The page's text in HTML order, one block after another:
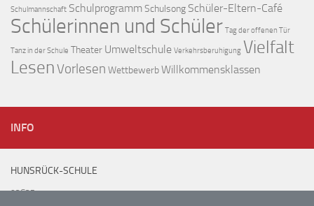
Schulmannschaft SchulprogrammSchulsong Schüler-Eltern-Café
Schülerinnen und Schüler Tag der offenen Tür
Tanz in der Schule Theater Umweltschule Verkehrsberuhigung Vielfalt
LesenVorlesen WettbewerbWillkommensklassen
INFO
HUNSRÜCK-SCHULE
02G27